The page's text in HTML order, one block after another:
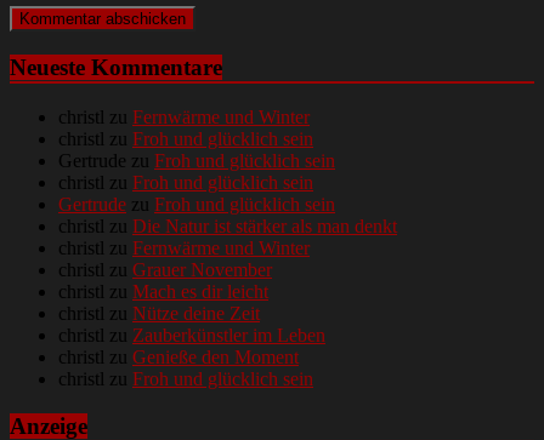
Neueste Kommentare
christl zu Fernwärme und Winter
christl zu Froh und glücklich sein
Gertrude zu Froh und glücklich sein
christl zu Froh und glücklich sein
Gertrude zu Froh und glücklich sein
christl zu Die Natur ist stärker als man denkt
christl zu Fernwärme und Winter
christl zu Grauer November
christl zu Mach es dir leicht
christl zu Nütze deine Zeit
christl zu Zauberkünstler im Leben
christl zu Genieße den Moment
christl zu Froh und glücklich sein
Anzeige